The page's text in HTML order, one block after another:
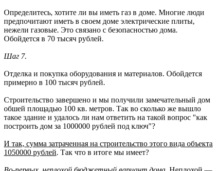
Определитесь, хотите ли вы иметь газ в доме. Многие люди
предпочитают иметь в своем доме электрические плиты,
нежели газовые. Это связано с безопасностью дома.
Обойдется в 70 тысяч рублей.
Шаг 7.
Отделка и покупка оборудования и материалов. Обойдется
примерно в 100 тысяч рублей.
Строительство завершено и мы получили замечательный дом
обшей площадью 100 кв. метров. Так во сколько же вышло
такое здание и удалось ли нам ответить на такой вопрос "как
построить дом за 1000000 рублей под ключ"?
И так, сумма затраченная на строительство этого вида объекта
1050000 рублей. Так что в итоге мы имеет?